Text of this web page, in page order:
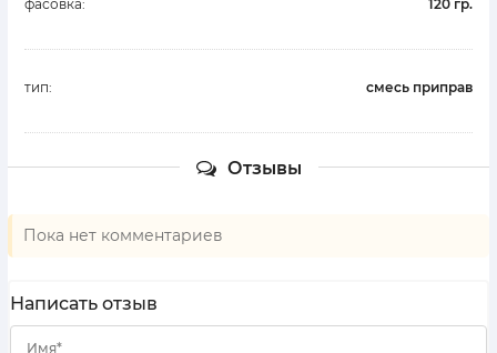
фасовка: 120 гр.
тип: смесь приправ
Отзывы
Пока нет комментариев
Написать отзыв
Имя*